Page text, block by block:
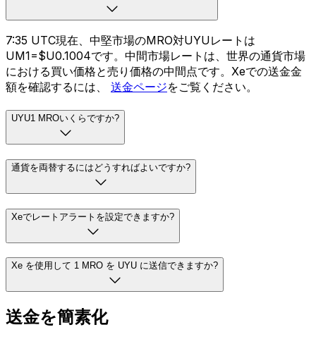
7:35 UTC現在、中堅市場のMRO対UYUレートは
UM1=$U0.1004です。中間市場レートは、世界の通貨市場
における買い価格と売り価格の中間点です。Xeでの送金金
額を確認するには、 送金ページをご覧ください。
UYU1 MROいくらですか?
通貨を両替するにはどうすればよいですか?
Xeでレートアラートを設定できますか?
Xe を使用して 1 MRO を UYU に送信できますか?
送金を簡素化